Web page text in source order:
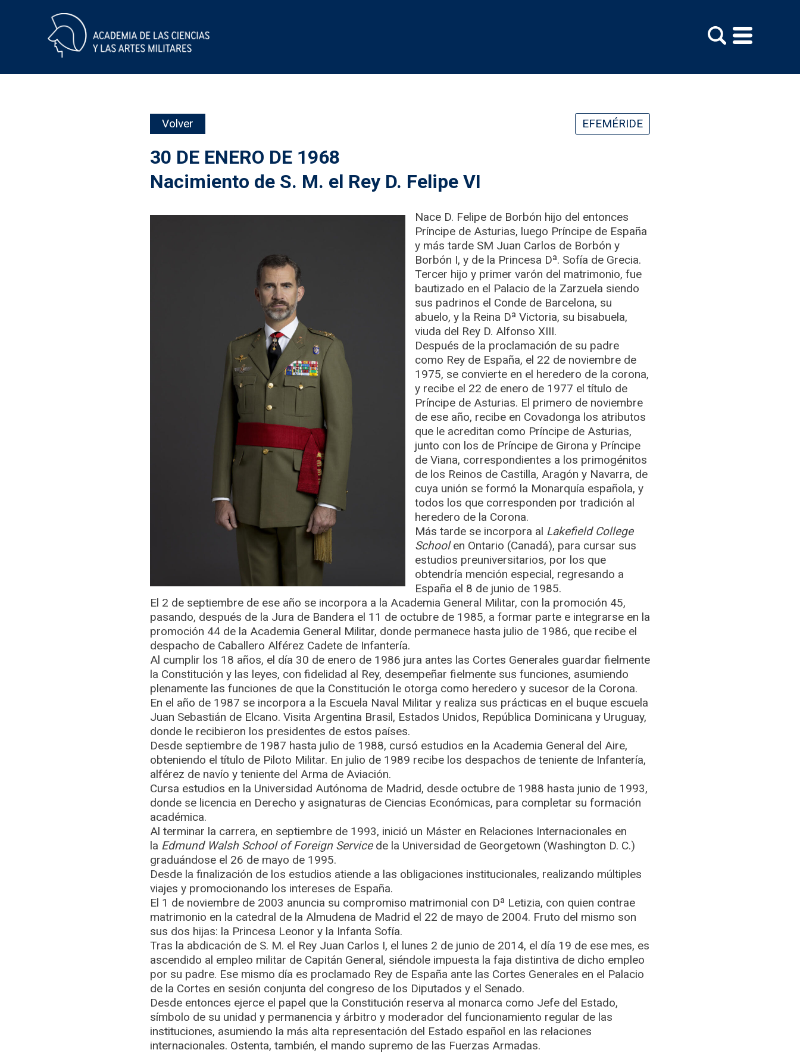
Volver EFEMÉRIDE
30 DE ENERO DE 1968
Nacimiento de S. M. el Rey D. Felipe VI
Nace D. Felipe de Borbón hijo del entonces
Príncipe de Asturias, luego Príncipe de España
y más tarde SM Juan Carlos de Borbón y
Borbón I, y de la Princesa Dª. Sofía de Grecia.
Tercer hijo y primer varón del matrimonio, fue
bautizado en el Palacio de la Zarzuela siendo
sus padrinos el Conde de Barcelona, su
abuelo, y la Reina Dª Victoria, su bisabuela,
viuda del Rey D. Alfonso XIII.
Después de la proclamación de su padre
como Rey de España, el 22 de noviembre de
1975, se convierte en el heredero de la corona,
y recibe el 22 de enero de 1977 el título de
Príncipe de Asturias. El primero de noviembre
de ese año, recibe en Covadonga los atributos
que le acreditan como Príncipe de Asturias,
junto con los de Príncipe de Girona y Príncipe
de Viana, correspondientes a los primogénitos
de los Reinos de Castilla, Aragón y Navarra, de
cuya unión se formó la Monarquía española, y
todos los que corresponden por tradición al
heredero de la Corona.
Más tarde se incorpora al Lakefield College
Schoolen Ontario (Canadá), para cursar sus
estudios preuniversitarios, por los que
obtendría mención especial, regresando a
España el 8 de junio de 1985.
El 2 de septiembre de ese año se incorpora a la Academia General Militar, con la promoción 45,
pasando, después de la Jura de Bandera el 11 de octubre de 1985, a formar parte e integrarse en la
promoción 44 de la Academia General Militar, donde permanece hasta julio de 1986, que recibe el
despacho de Caballero Alférez Cadete de Infantería.
Al cumplir los 18 años, el día 30 de enero de 1986 jura antes las Cortes Generales guardar fielmente
la Constitución y las leyes, con fidelidad al Rey, desempeñar fielmente sus funciones, asumiendo
plenamente las funciones de que la Constitución le otorga como heredero y sucesor de la Corona.
En el año de 1987 se incorpora a la Escuela Naval Militar y realiza sus prácticas en el buque escuela
Juan Sebastián de Elcano. Visita Argentina Brasil, Estados Unidos, República Dominicana y Uruguay,
donde le recibieron los presidentes de estos países.
Desde septiembre de 1987 hasta julio de 1988, cursó estudios en la Academia General del Aire,
obteniendo el título de Piloto Militar. En julio de 1989 recibe los despachos de teniente de Infantería,
alférez de navío y teniente del Arma de Aviación.
Cursa estudios en la Universidad Autónoma de Madrid, desde octubre de 1988 hasta junio de 1993,
donde se licencia en Derecho y asignaturas de Ciencias Económicas, para completar su formación
académica.
Al terminar la carrera, en septiembre de 1993, inició un Máster en Relaciones Internacionales en
la Edmund Walsh School of Foreign Servicede la Universidad de Georgetown (Washington D. C.)
graduándose el 26 de mayo de 1995.
Desde la finalización de los estudios atiende a las obligaciones institucionales, realizando múltiples
viajes y promocionando los intereses de España.
El 1 de noviembre de 2003 anuncia su compromiso matrimonial con Dª Letizia, con quien contrae
matrimonio en la catedral de la Almudena de Madrid el 22 de mayo de 2004. Fruto del mismo son
sus dos hijas: la Princesa Leonor y la Infanta Sofía.
Tras la abdicación de S. M. el Rey Juan Carlos I, el lunes 2 de junio de 2014, el día 19 de ese mes, es
ascendido al empleo militar de Capitán General, siéndole impuesta la faja distintiva de dicho empleo
por su padre. Ese mismo día es proclamado Rey de España ante las Cortes Generales en el Palacio
de la Cortes en sesión conjunta del congreso de los Diputados y el Senado.
Desde entonces ejerce el papel que la Constitución reserva al monarca como Jefe del Estado,
símbolo de su unidad y permanencia y árbitro y moderador del funcionamiento regular de las
instituciones, asumiendo la más alta representación del Estado español en las relaciones
internacionales. Ostenta, también, el mando supremo de las Fuerzas Armadas.